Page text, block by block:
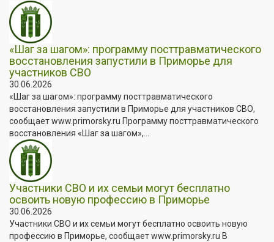
«Шаг за шагом»: программу посттравматического
восстановления запустили в Приморье для
участников СВО
30.06.2026
«Шаг за шагом»: программу посттравматического
восстановления запустили в Приморье для участников СВО,
сообщает www.primorsky.ru Программу посттравматического
восстановления «Шаг за шагом»,...
Участники СВО и их семьи могут бесплатно
освоить новую профессию в Приморье
30.06.2026
Участники СВО и их семьи могут бесплатно освоить новую
профессию в Приморье, сообщает www.primorsky.ru В